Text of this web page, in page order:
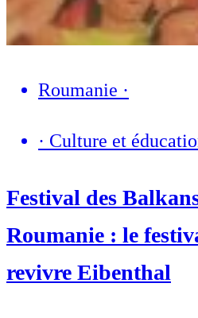
Roumanie ·
· Culture et
Festival des
Roumanie : le
revivre Eibenthal